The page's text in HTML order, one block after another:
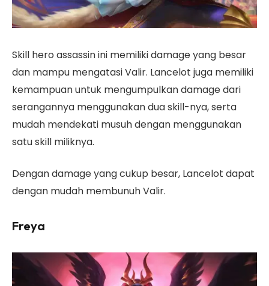
Skill hero assassin ini memiliki damage yang besar
dan mampu mengatasi Valir. Lancelot juga memiliki
kemampuan untuk mengumpulkan damage dari
serangannya menggunakan dua skill-nya, serta
mudah mendekati musuh dengan menggunakan
satu skill miliknya.
Dengan damage yang cukup besar, Lancelot dapat
dengan mudah membunuh Valir.
Freya